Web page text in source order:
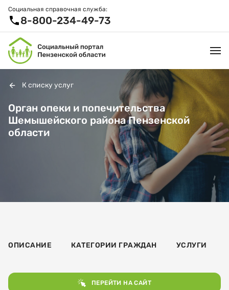
Социальная справочная служба:
8-800-234-49-73
УСЛУГИ И ЛЬГОТЫ
ОРГАНИЗАЦИИ
ПРОЕКТЫ И СЕРВИСЫ
АКТИВНОЕ ДОЛГОЛЕТИЕ
СПРАВОЧНАЯ СЛУЖБА
К списку услуг
Орган опеки и попечительства
Шемышейского района Пензенской
области
ОПИСАНИЕ КАТЕГОРИИ ГРАЖДАН УСЛУГИ
ПЕРЕЙТИ НА САЙТ